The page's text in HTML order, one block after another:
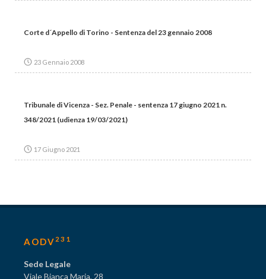
Corte d´Appello di Torino - Sentenza del 23 gennaio 2008
23 Gennaio 2008
Tribunale di Vicenza - Sez. Penale - sentenza 17 giugno 2021 n.
348/2021 (udienza 19/03/2021)
17 Giugno 2021
AODV 231
Sede Legale
Viale Bianca Maria, 28